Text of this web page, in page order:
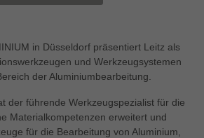
Nam
in Düsseldorf präsentiert Leitz als
und Werkzeugsystemen
der Aluminiumbearbeitung.
der führende Werkzeugspezialist für die
Materialkompetenzen erweitert und
für die Bearbeitung von Aluminium,